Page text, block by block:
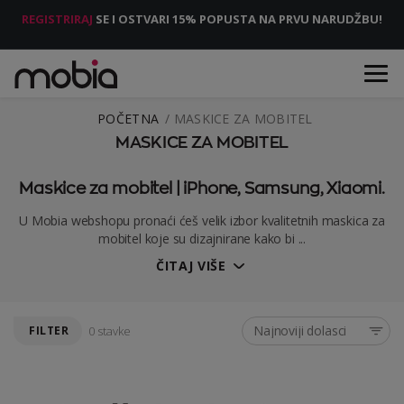
REGISTRIRAJ SE I OSTVARI 15% POPUSTA NA PRVU NARUDŽBU!
POČETNA MASKICE ZA MOBITEL
MASKICE ZA MOBITEL
Maskice za mobitel | iPhone, Samsung, Xiaomi.
U Mobia webshopu pronaći ćeš velik izbor kvalitetnih maskica za
mobitel koje su dizajnirane kako bi ...
ČITAJ VIŠE
FILTER 0 stavke Najnoviji dolasci